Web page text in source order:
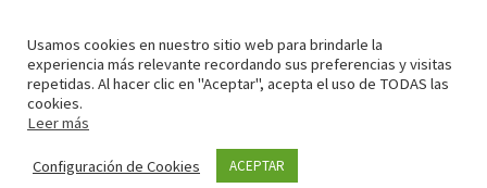
YOUTUBE TERMS OF SERVICE
PRIVACY POLICY
POLÍTICA DE PRIVACIDAD
INICIO
by
Usamos cookies en nuestro sitio web para brindarle la
experiencia más relevante recordando sus preferencias y visitas
repetidas. Al hacer clic en "Aceptar", acepta el uso de TODAS las
cookies.
Leer más
Configuración de Cookies ACEPTAR